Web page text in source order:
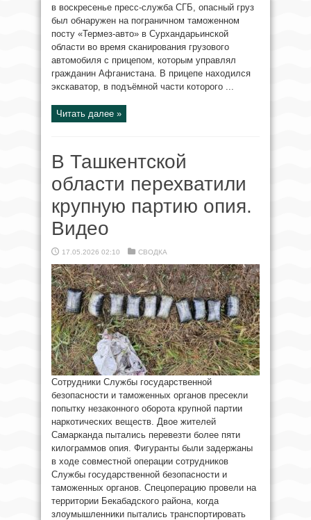
в воскресенье пресс-служба СГБ, опасный груз
был обнаружен на пограничном таможенном
посту «Термез-авто» в Сурхандарьинской
области во время сканирования грузового
автомобиля с прицепом, которым управлял
гражданин Афганистана. В прицепе находился
экскаватор, в подъёмной части которого ...
Читать далее »
В Ташкентской
области перехватили
крупную партию опия.
Видео
17.05.2026 02:10 СВОДКА
Сотрудники Службы государственной
безопасности и таможенных органов пресекли
попытку незаконного оборота крупной партии
наркотических веществ. Двое жителей
Самарканда пытались перевезти более пяти
килограммов опия. Фигуранты были задержаны
в ходе совместной операции сотрудников
Службы государственной безопасности и
таможенных органов. Спецоперацию провели на
территории Бекабадского района, когда
злоумышленники пытались транспортировать